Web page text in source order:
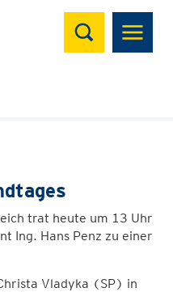
Suchen
trat heute um 13 Uhr
Ing. Hans Penz zu einer
Vladyka (SP) in